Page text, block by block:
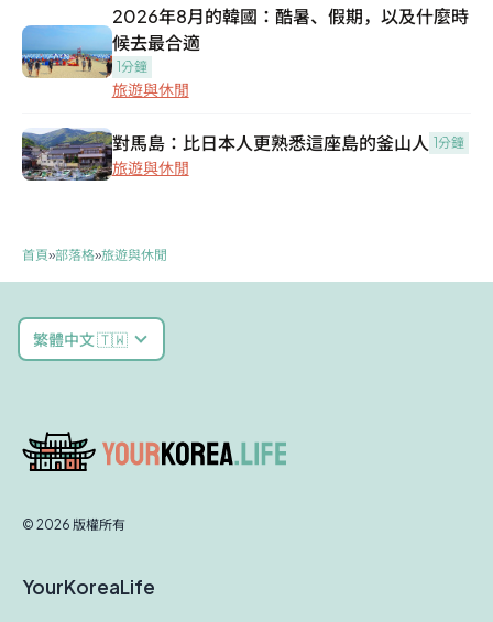
2026年8月的韓國：酷暑、假期，以及什麼時
候去最合適
1分鐘
旅遊與休閒
對馬島：比日本人更熟悉這座島的釜山人 1分鐘
旅遊與休閒
首頁»部落格»旅遊與休閒
繁體中文 🇹🇼
© 2026 版權所有
YourKoreaLife